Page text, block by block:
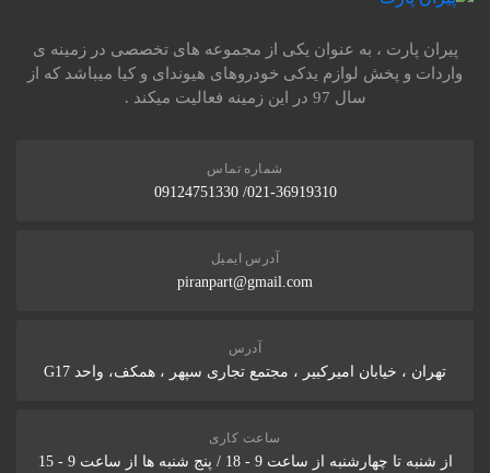
پیران پارت ، به عنوان یکی از مجموعه های تخصصی در زمینه ی
واردات و پخش لوازم یدکی خودروهای هیوندای و کیا میباشد که از
سال 97 در این زمینه فعالیت میکند .
شماره تماس
021-36919310/ 09124751330
آدرس ایمیل
piranpart@gmail.com
آدرس
تهران ، خیابان امیرکبیر ، مجتمع تجاری سپهر ، همکف، واحد G17
ساعت کاری
از شنبه تا چهارشنبه از ساعت 9 - 18 / پنج شنبه ها از ساعت 9 - 15